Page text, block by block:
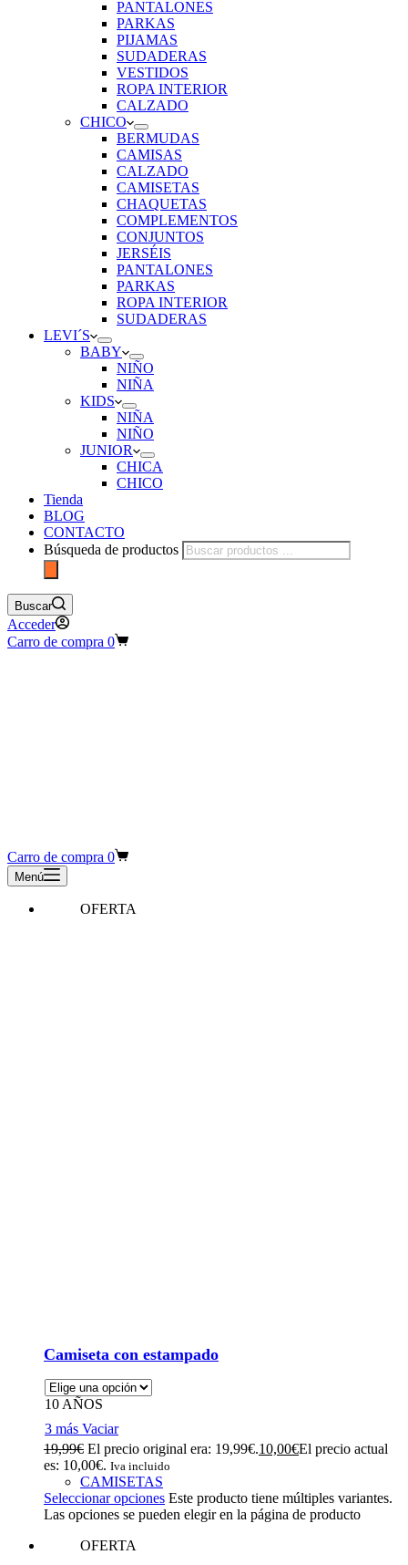
PANTALONES
PARKAS
PIJAMAS
SUDADERAS
VESTIDOS
ROPA INTERIOR
CALZADO
CHICO
BERMUDAS
CAMISAS
CALZADO
CAMISETAS
CHAQUETAS
COMPLEMENTOS
CONJUNTOS
JERSÉIS
PANTALONES
PARKAS
ROPA INTERIOR
SUDADERAS
LEVI´S
BABY
NIÑO
NIÑA
KIDS
NIÑA
NIÑO
JUNIOR
CHICA
CHICO
Tienda
BLOG
CONTACTO
Búsqueda de productos
Buscar
Acceder
Carro de compra 0
Carro de compra 0
Menú
OFERTA
Camiseta con estampado
10 AÑOS
3 más Vaciar
19,99€ El precio original era: 19,99€.10,00€El precio actual
es: 10,00€. Iva incluido
CAMISETAS
Seleccionar opciones Este producto tiene múltiples variantes.
Las opciones se pueden elegir en la página de producto
OFERTA